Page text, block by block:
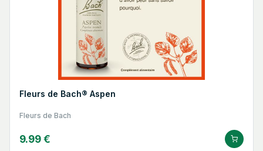
Fleurs de Bach® Aspen
Fleurs de Bach
9.99 €